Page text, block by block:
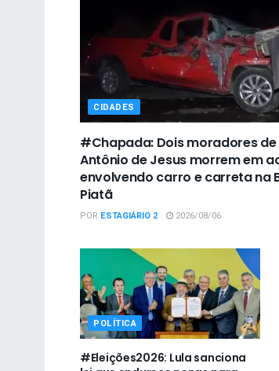
CIDADES
#Chapada: Dois moradores de
Antônio de Jesus morrem em
envolvendo carro e carreta na
Piatã
POR ESTAGIÁRIO 2 2026/08/06
POLÍTICA
#Eleições2026: Lula sanciona